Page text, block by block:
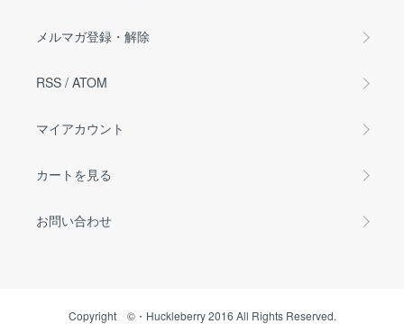
メルマガ登録・解除
RSS / ATOM
マイアカウント
カートを見る
お問い合わせ
Copyright ©・Huckleberry 2016 All Rights Reserved.